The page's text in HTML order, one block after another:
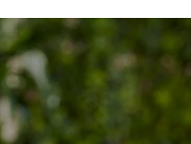
MEDIA